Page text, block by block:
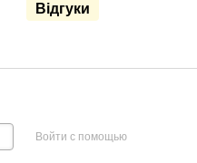
Відгуки
Войти с помощью